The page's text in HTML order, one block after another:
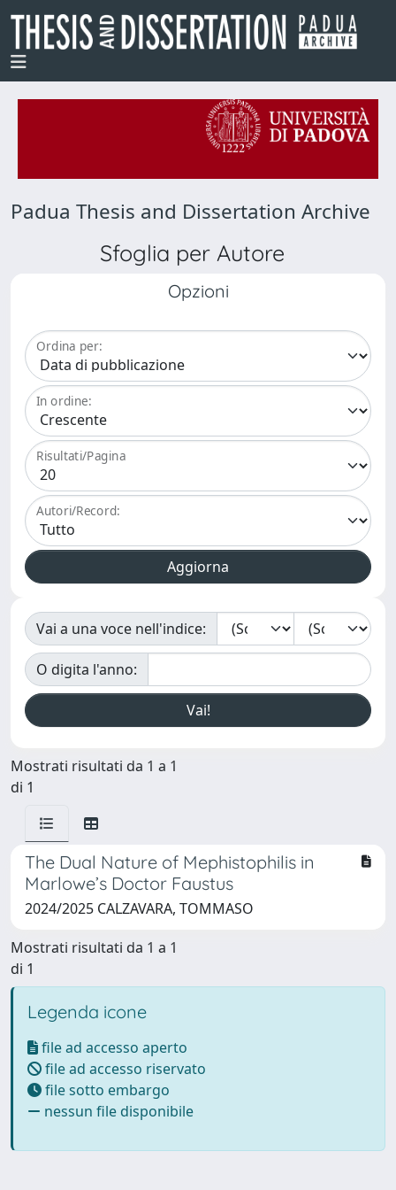
Padua Thesis and Dissertation Archive
Sfoglia per Autore
Opzioni
Ordina per:
In ordine:
Risultati/Pagina
Autori/Record:
Vai a una voce nell'indice:
O digita l'anno:
Mostrati risultati da 1 a 1
di 1
The Dual Nature of Mephistophilis in
Marlowe’s Doctor Faustus
2024/2025 CALZAVARA, TOMMASO
Mostrati risultati da 1 a 1
di 1
Legenda icone
file ad accesso aperto
file ad accesso riservato
file sotto embargo
nessun file disponibile